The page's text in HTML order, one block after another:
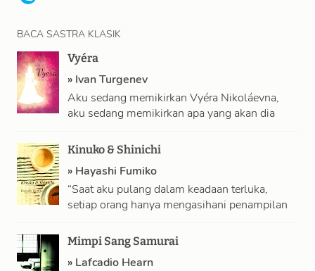
BACA SASTRA KLASIK
Vyéra
» Ivan Turgenev
Aku sedang memikirkan Vyéra Nikoláevna,
aku sedang memikirkan apa yang akan dia
memikirkan air …
Kinuko & Shinichi
» Hayashi Fumiko
“Saat aku pulang dalam keadaan terluka,
setiap orang hanya mengasihani penampilan
bahagia untuk sementara, seraya …
Mimpi Sang Samurai
» Lafcadio Hearn